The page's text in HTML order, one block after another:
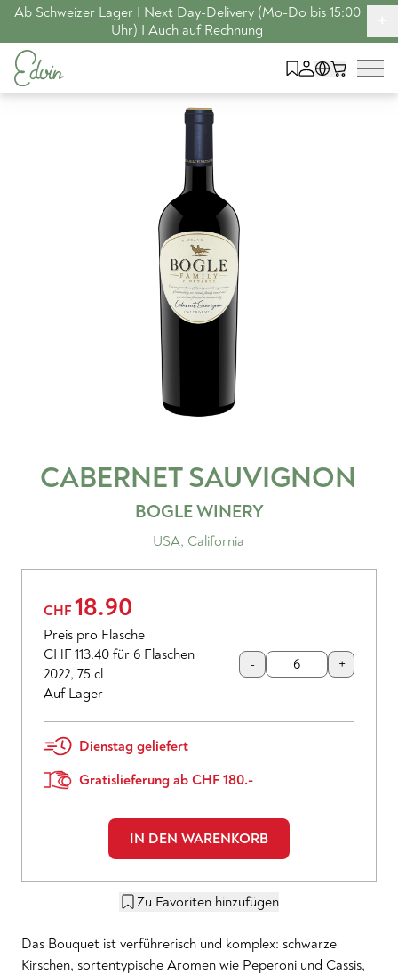
Ab Schweizer Lager I Next Day-Delivery (Mo-Do bis 15:00
Uhr) I Auch auf Rechnung
CABERNET SAUVIGNON
BOGLE WINERY
USA, California
CHF 18.90
Preis pro Flasche
CHF 113.40 für 6 Flaschen
2022, 75 cl
Auf Lager
- +
Dienstag geliefert
Gratislieferung ab CHF 180.-
IN DEN WARENKORB
Zu Favoriten hinzufügen
Das Bouquet ist verführerisch und komplex: schwarze
Kirschen, sortentypische Aromen wie Peperoni und Cassis,